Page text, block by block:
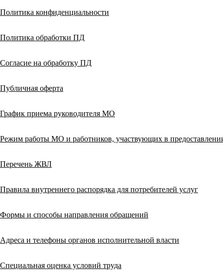
Политика конфиденциальности
Политика обработки ПД
Согласие на обработку ПД
Публичная оферта
График приема руководителя МО
Режим работы МО и работников, участвующих в
Перечень ЖВЛ
Правила внутреннего распорядка для потребителей услуг
Формы и способы направления обращений
Адреса и телефоны органов исполнительной власти
Специальная оценка условий труда